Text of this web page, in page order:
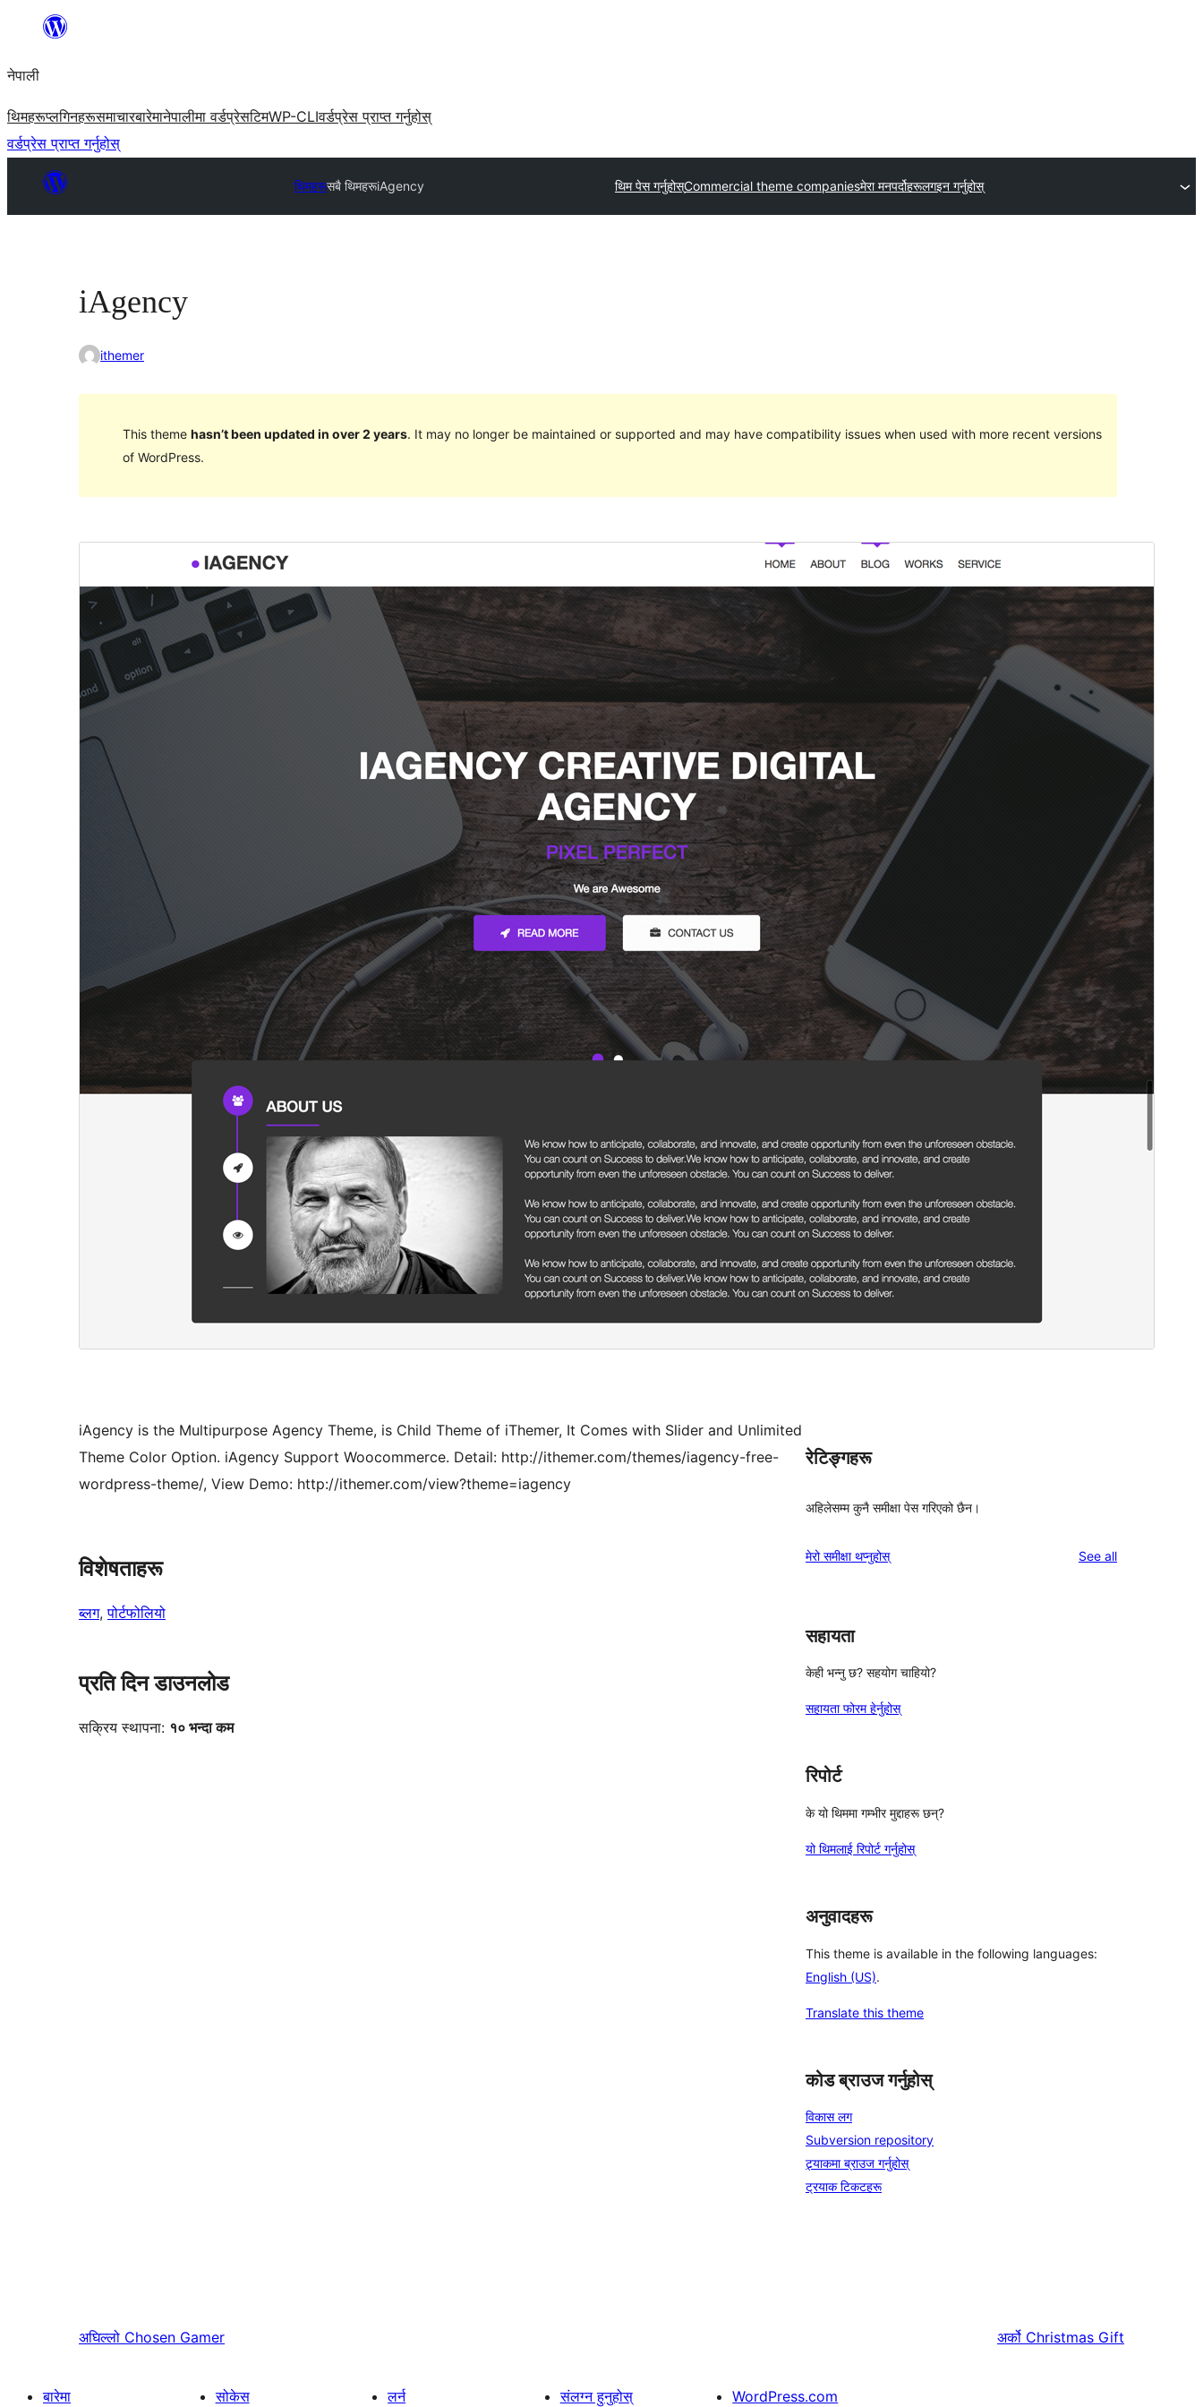
सामग्रीमा
नेपाली
थिमहरूप्लगिनहरूसमाचारबारेमानेपालीमा वर्डप्रेसटिमWP-CLIवर्डप्रेस प्राप्त गर्नुहोस्
वर्डप्रेस प्राप्त गर्नुहोस्
थिमहरूसबै थिमहरूiAgency थिम पेस गर्नुहोस्Commercial theme companiesमेरा मनपर्दोहरूलगइन गर्नुहोस्
iAgency
ithemer
This theme hasn’t been updated in over 2 years. It may no longer be maintained or supported and may have compatibility issues when used with more recent versions
of WordPress.
पूर्वावलोकन गर्नुहोस् डाउनलोड गर्नुहोस्
को चाइल्ड थिम हो।
1.0.6
सेप्टेम्बर 8, 2020
Active installations
१० भन्दा कम
7.2
थिम गृहपृष्ठ
iAgency is the Multipurpose Agency Theme, is Child Theme of iThemer, It Comes with Slider and Unlimited
Theme Color Option. iAgency Support Woocommerce. Detail: http://ithemer.com/themes/iagency-free-
wordpress-theme/, View Demo: http://ithemer.com/view?theme=iagency
विशेषताहरू
ब्लग, पोर्टफोलियो
प्रति दिन डाउनलोड
सक्रिय स्थापना: १० भन्दा कम
रेटिङ्गहरू
अहिलेसम्म कुनै समीक्षा पेस गरिएको छैन।
मेरो समीक्षा थप्नुहोस् See allreviews
सहायता
केही भन्नु छ? सहयोग चाहियो?
सहायता फोरम हेर्नुहोस्
रिपोर्ट
के यो थिममा गम्भीर मुद्दाहरू छन्?
यो थिमलाई रिपोर्ट गर्नुहोस्
अनुवादहरू
This theme is available in the following languages:
English (US).
Translate this theme
कोड ब्राउज गर्नुहोस्
विकास लग
Subversion repository
ट्र्याकमा ब्राउज गर्नुहोस्
ट्रयाक टिकटहरू
अघिल्लो Chosen Gamer अर्को Christmas Gift
बारेमा सोकेस लर्न संलग्न हुनुहोस् WordPress.com